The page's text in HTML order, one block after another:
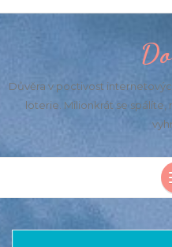
Důvěra v poctivost
loterie. Milionkrát se spálíte,